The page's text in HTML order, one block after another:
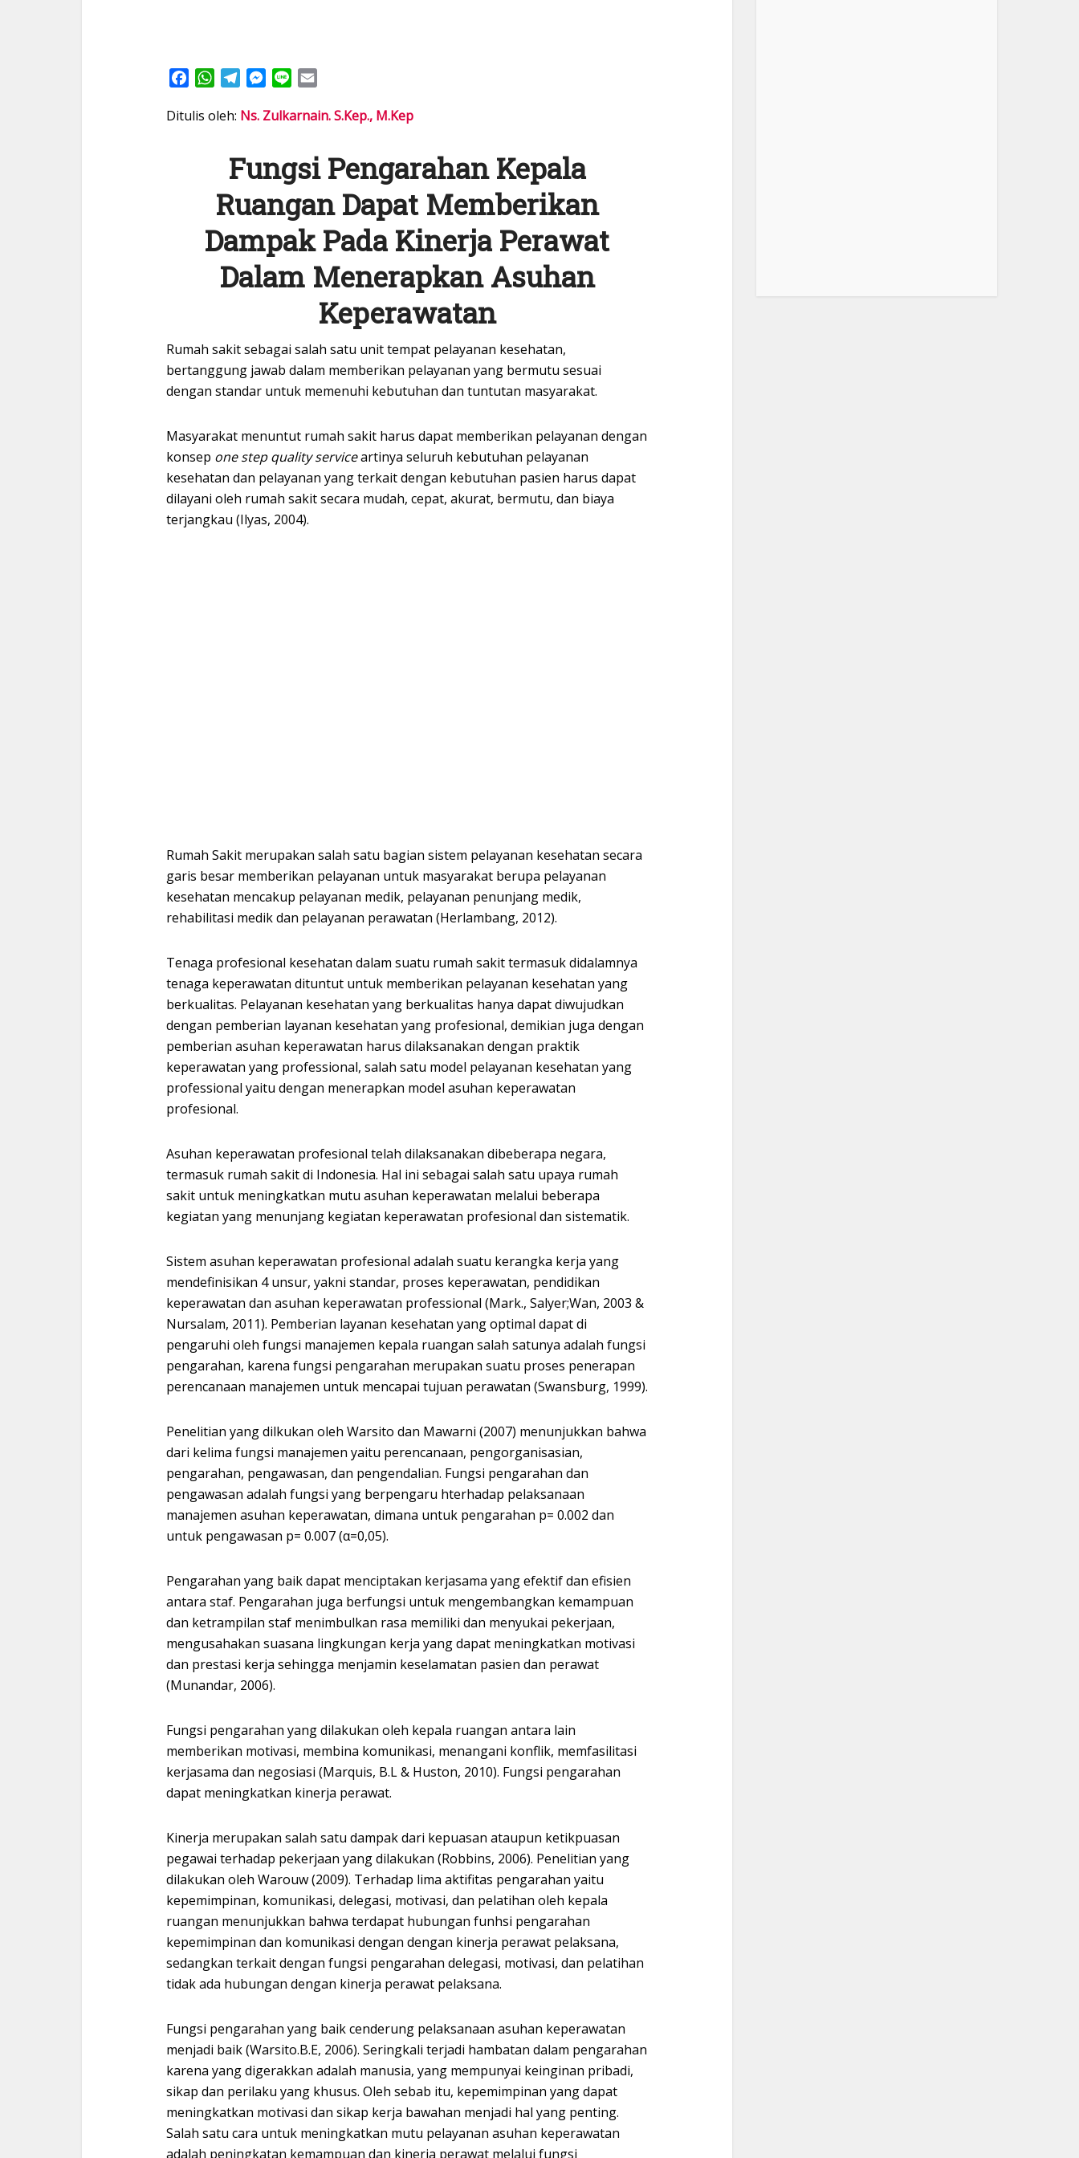
FacebookWhatsApp
TelegramMessenger
Line
Ditulis oleh: Ns. Zulkarnain. S.Kep., M.Kep
Fungsi Pengarahan Kepala
Ruangan Dapat Memberikan
Dampak Pada Kinerja Perawat
Dalam Menerapkan Asuhan
Keperawatan
Rumah sakit sebagai salah satu unit tempat pelayanan kesehatan,
bertanggung jawab dalam memberikan pelayanan yang bermutu sesuai
dengan standar untuk memenuhi kebutuhan dan tuntutan masyarakat.
Masyarakat menuntut rumah sakit harus dapat memberikan pelayanan dengan
konsep one step quality serviceartinya seluruh kebutuhan pelayanan
kesehatan dan pelayanan yang terkait dengan kebutuhan pasien harus dapat
dilayani oleh rumah sakit secara mudah, cepat, akurat, bermutu, dan biaya
terjangkau (Ilyas, 2004).
Rumah Sakit merupakan salah satu bagian sistem pelayanan kesehatan secara
garis besar memberikan pelayanan untuk masyarakat berupa pelayanan
kesehatan mencakup pelayanan medik, pelayanan penunjang medik,
rehabilitasi medik dan pelayanan perawatan (Herlambang, 2012).
Tenaga profesional kesehatan dalam suatu rumah sakit termasuk didalamnya
tenaga keperawatan dituntut untuk memberikan pelayanan kesehatan yang
berkualitas. Pelayanan kesehatan yang berkualitas hanya dapat diwujudkan
dengan pemberian layanan kesehatan yang profesional, demikian juga dengan
pemberian asuhan keperawatan harus dilaksanakan dengan praktik
keperawatan yang professional, salah satu model pelayanan kesehatan yang
professional yaitu dengan menerapkan model asuhan keperawatan
profesional.
Asuhan keperawatan profesional telah dilaksanakan dibeberapa negara,
termasuk rumah sakit di Indonesia. Hal ini sebagai salah satu upaya rumah
sakit untuk meningkatkan mutu asuhan keperawatan melalui beberapa
kegiatan yang menunjang kegiatan keperawatan profesional dan sistematik.
Sistem asuhan keperawatan profesional adalah suatu kerangka kerja yang
mendefinisikan 4 unsur, yakni standar, proses keperawatan, pendidikan
keperawatan dan asuhan keperawatan professional (Mark., Salyer;Wan, 2003 &
Nursalam, 2011). Pemberian layanan kesehatan yang optimal dapat di
pengaruhi oleh fungsi manajemen kepala ruangan salah satunya adalah fungsi
pengarahan, karena fungsi pengarahan merupakan suatu proses penerapan
perencanaan manajemen untuk mencapai tujuan perawatan (Swansburg, 1999).
Penelitian yang dilkukan oleh Warsito dan Mawarni (2007) menunjukkan bahwa
dari kelima fungsi manajemen yaitu perencanaan, pengorganisasian,
pengarahan, pengawasan, dan pengendalian. Fungsi pengarahan dan
pengawasan adalah fungsi yang berpengaru hterhadap pelaksanaan
manajemen asuhan keperawatan, dimana untuk pengarahan p= 0.002 dan
untuk pengawasan p= 0.007 (α=0,05).
Pengarahan yang baik dapat menciptakan kerjasama yang efektif dan efisien
antara staf. Pengarahan juga berfungsi untuk mengembangkan kemampuan
dan ketrampilan staf menimbulkan rasa memiliki dan menyukai pekerjaan,
mengusahakan suasana lingkungan kerja yang dapat meningkatkan motivasi
dan prestasi kerja sehingga menjamin keselamatan pasien dan perawat
(Munandar, 2006).
Fungsi pengarahan yang dilakukan oleh kepala ruangan antara lain
memberikan motivasi, membina komunikasi, menangani konflik, memfasilitasi
kerjasama dan negosiasi (Marquis, B.L & Huston, 2010). Fungsi pengarahan
dapat meningkatkan kinerja perawat.
Kinerja merupakan salah satu dampak dari kepuasan ataupun ketikpuasan
pegawai terhadap pekerjaan yang dilakukan (Robbins, 2006). Penelitian yang
dilakukan oleh Warouw (2009). Terhadap lima aktifitas pengarahan yaitu
kepemimpinan, komunikasi, delegasi, motivasi, dan pelatihan oleh kepala
ruangan menunjukkan bahwa terdapat hubungan funhsi pengarahan
kepemimpinan dan komunikasi dengan dengan kinerja perawat pelaksana,
sedangkan terkait dengan fungsi pengarahan delegasi, motivasi, dan pelatihan
tidak ada hubungan dengan kinerja perawat pelaksana.
Fungsi pengarahan yang baik cenderung pelaksanaan asuhan keperawatan
menjadi baik (Warsito.B.E, 2006). Seringkali terjadi hambatan dalam pengarahan
karena yang digerakkan adalah manusia, yang mempunyai keinginan pribadi,
sikap dan perilaku yang khusus. Oleh sebab itu, kepemimpinan yang dapat
meningkatkan motivasi dan sikap kerja bawahan menjadi hal yang penting.
Salah satu cara untuk meningkatkan mutu pelayanan asuhan keperawatan
adalah peningkatan kemampuan dan kinerja perawat melalui fungsi